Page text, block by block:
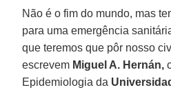
Não é o fim do mundo, mas
para uma emergência
que teremos que pôr nosso
escrevem Miguel A. Hernán,
Epidemiologia da